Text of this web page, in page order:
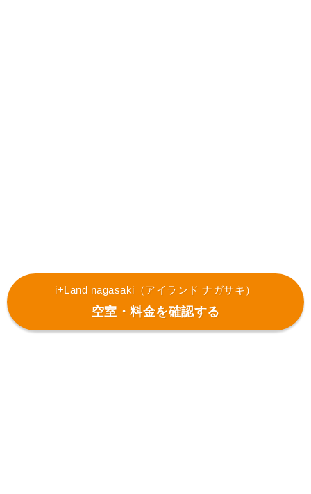
i+Land nagasaki（アイランド ナガサキ）
空室・料金を確認する